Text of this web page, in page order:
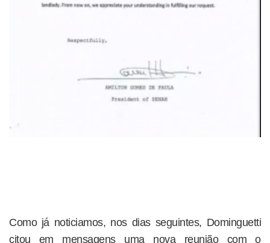
Como já noticiamos, nos dias seguintes, Dominguetti
citou em mensagens uma nova reunião com o